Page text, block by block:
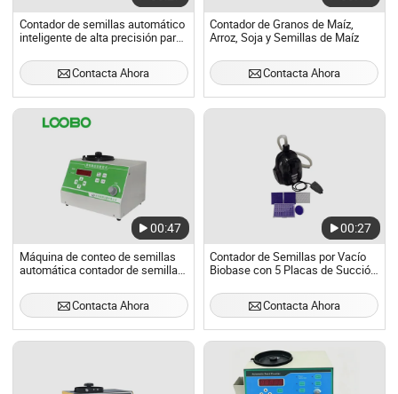
Contador de semillas automático
inteligente de alta precisión para
Contacta Ahora
Contador de Granos de Maíz,
Arroz, Soja y Semillas de Maíz
Contacta Ahora
00:47
Máquina de conteo de semillas
automática contador de semillas
semillas de alta precisión
Contacta Ahora
00:27
Contador de Semillas por Vacío
Biobase con 5 Placas de Succión
Contacta Ahora